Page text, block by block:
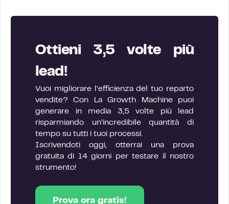
Ottieni 3,5 volte più
lead!
Vuoi migliorare l’efficienza del tuo reparto
vendite? Con La Growth Machine puoi
generare in media 3,5 volte più lead
risparmiando un’incredibile quantità di
tempo su tutti i tuoi processi.
Iscrivendoti oggi, otterrai una prova
gratuita di 14 giorni per testare il nostro
strumento!
Prova ora gratis!